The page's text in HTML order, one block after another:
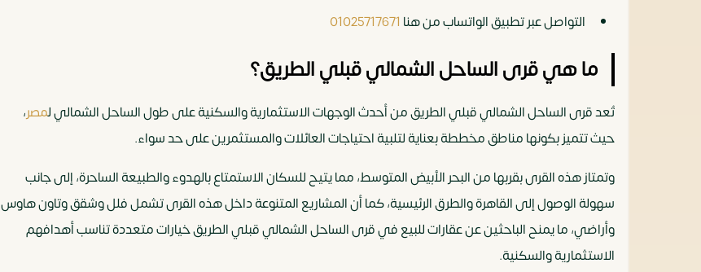
التواصل عبر تطبيق الواتساب من هنا 01025717671
ما هي قرى الساحل الشمالي قبلي الطريق؟
تُعد قرى الساحل الشمالي قبلي الطريق من أحدث الوجهات الاستثمارية والسكنية على طول الساحل الشمالي لمصر،
حيث تتميز بكونها مناطق مخططة بعناية لتلبية احتياجات العائلات والمستثمرين على حد سواء.
وتمتاز هذه القرى بقربها من البحر الأبيض المتوسط، مما يتيح للسكان الاستمتاع بالهدوء والطبيعة الساحرة، إلى جانب
سهولة الوصول إلى القاهرة والطرق الرئيسية، كما أن المشاريع المتنوعة داخل هذه القرى تشمل فلل وشقق وتاون هاوس
وأراضي، ما يمنح الباحثين عن عقارات للبيع في قرى الساحل الشمالي قبلي الطريق خيارات متعددة تناسب أهدافهم
الاستثمارية والسكنية.